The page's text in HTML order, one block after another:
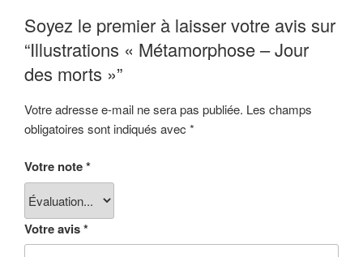
Soyez le premier à laisser votre avis sur
“Illustrations « Métamorphose – Jour
des morts »”
Votre adresse e-mail ne sera pas publiée. Les champs
obligatoires sont indiqués avec *
Votre note*
Votre avis*